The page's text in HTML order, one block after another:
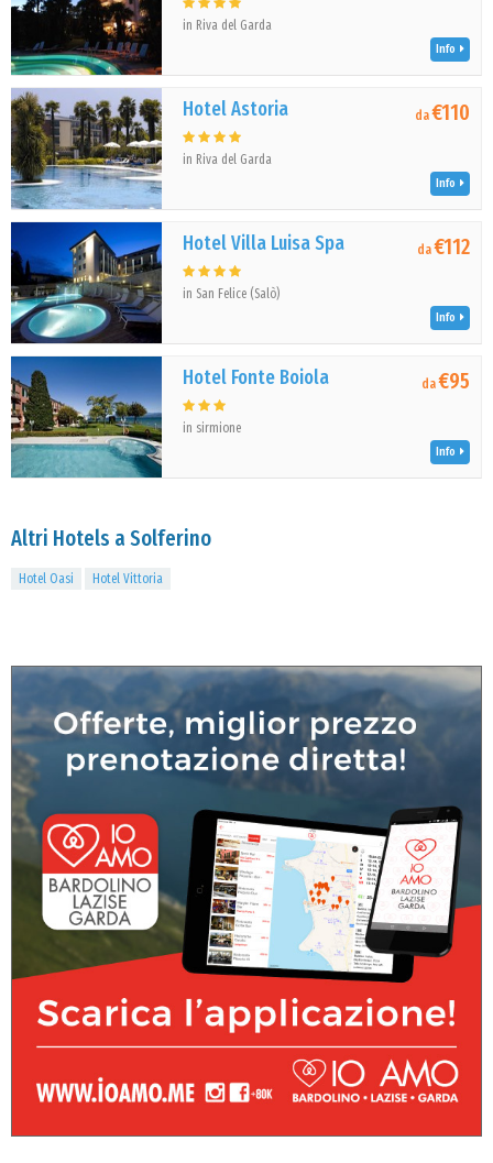
in Riva del Garda
Info
Hotel Astoria
in Riva del Garda
da€110
Info
Hotel Villa Luisa Spa
in San Felice (Salò)
da€112
Info
Hotel Fonte Boiola
in sirmione
da€95
Info
Altri Hotels a Solferino
Hotel Oasi Hotel Vittoria